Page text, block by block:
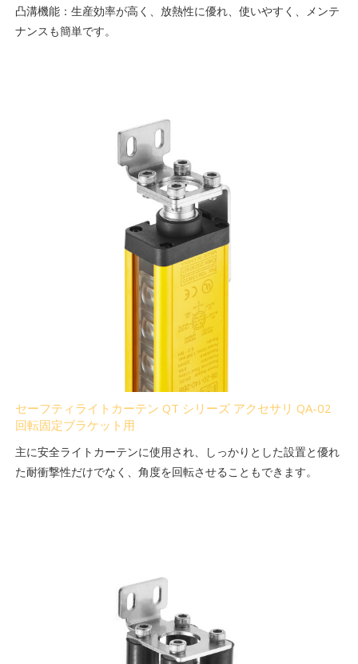
凸溝機能：生産効率が高く、放熱性に優れ、使いやすく、メンテ
ナンスも簡単です。
セーフティライトカーテン QT シリーズ アクセサリ QA-02
回転固定ブラケット用
主に安全ライトカーテンに使用され、しっかりとした設置と優れ
た耐衝撃性だけでなく、角度を回転させることもできます。